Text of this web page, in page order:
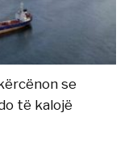
se
të kalojë